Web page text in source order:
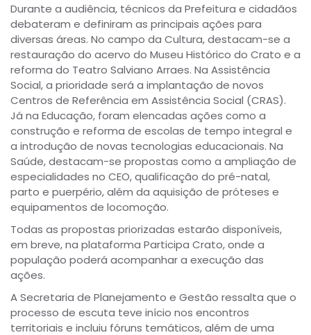
Durante a audiência, técnicos da Prefeitura e cidadãos
debateram e definiram as principais ações para
diversas áreas. No campo da Cultura, destacam-se a
restauração do acervo do Museu Histórico do Crato e a
reforma do Teatro Salviano Arraes. Na Assistência
Social, a prioridade será a implantação de novos
Centros de Referência em Assistência Social (CRAS).
Já na Educação, foram elencadas ações como a
construção e reforma de escolas de tempo integral e
a introdução de novas tecnologias educacionais. Na
Saúde, destacam-se propostas como a ampliação de
especialidades no CEO, qualificação do pré-natal,
parto e puerpério, além da aquisição de próteses e
equipamentos de locomoção.
Todas as propostas priorizadas estarão disponíveis,
em breve, na plataforma Participa Crato, onde a
população poderá acompanhar a execução das
ações.
A Secretaria de Planejamento e Gestão ressalta que o
processo de escuta teve início nos encontros
territoriais e incluiu fóruns temáticos, além de uma